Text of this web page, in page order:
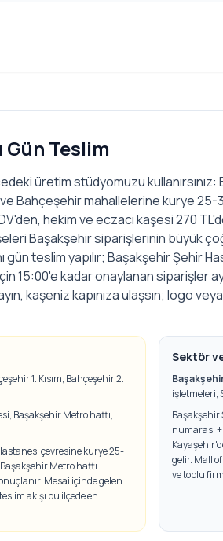
Gün Teslim
üretim stüdyomuzu kullanırsınız:
Bahçeşehir mahallelerine kurye 25-
hekim ve eczacı kaşesi 270
Başakşehir siparişlerinin büyük
gün teslim yapılır; Başakşehir Şehir
15:00'e kadar onaylanan
kaşeniz kapınıza ulaşsın; logo
1. Kısım, Bahçeşehir 2.
Başakşehir Metro hattı,
çevresine kurye 25-
Metro hattı
Mesai içinde gelen
akışı bu ilçede en
Sektör
işletmeleri,
Başakşehir
numarası
gelir. Mall
ve toplu